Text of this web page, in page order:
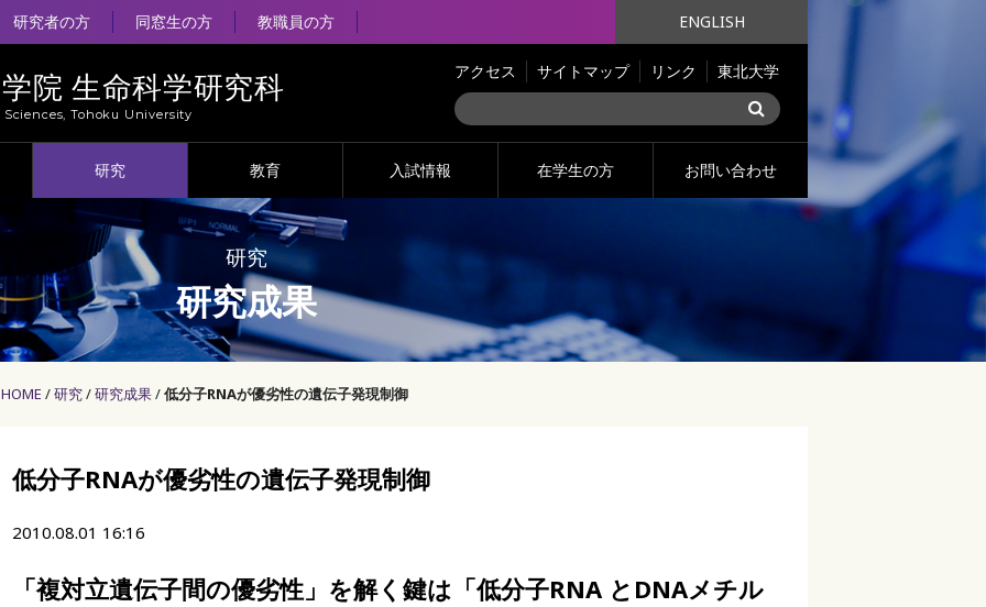
研究者の方 同窓生の方 教職員の方 ENGLISH
院 生命科学研究科
Tohoku University
アクセス サイトマップ リンク 東北大学
研究 教育 入試情報 在学生の方 お問い合わせ
研究
研究成果
HOME 研究 研究成果 低分子RNAが優劣性の遺伝子発現制御
低分子RNAが優劣性の遺伝子発現制御
2010.08.01 16:16
「複対立遺伝子間の優劣性」を解く鍵は「低分子RNA とDNAメチル